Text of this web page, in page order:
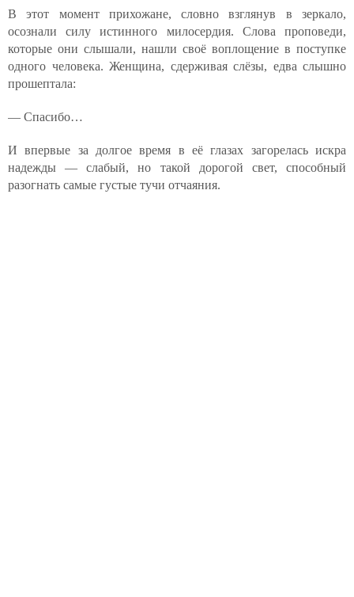
В этот момент прихожане, словно взглянув в зеркало,
осознали силу истинного милосердия. Слова проповеди,
которые они слышали, нашли своё воплощение в поступке
одного человека. Женщина, сдерживая слёзы, едва слышно
прошептала:
— Спасибо…
И впервые за долгое время в её глазах загорелась искра
надежды — слабый, но такой дорогой свет, способный
разогнать самые густые тучи отчаяния.